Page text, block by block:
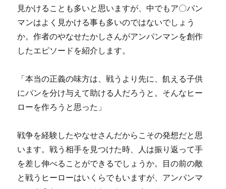
見かけることも多いと思いますが、中でもア〇パン
マンはよく見かける事も多いのではないでしょう
か。作者のやなせたかしさんがアンパンマンを創作
したエピソードを紹介します。
「本当の正義の味方は、戦うより先に、飢える子供
にパンを分け与えて助ける人だろうと。そんなヒー
ローを作ろうと思った」
戦争を経験したやなせさんだからこその発想だと思
います。戦う相手を見つけた時、人は振り返って手
を差し伸べることができるでしょうか。目の前の敵
と戦うヒーローはいくらでもいますが、アンパンマ